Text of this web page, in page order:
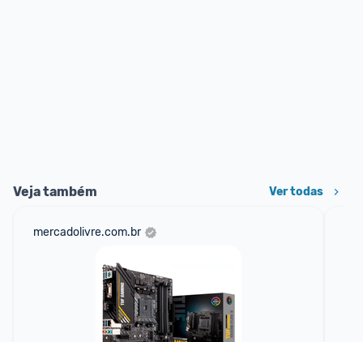
Veja também Ver todas
mercadolivre.com.br